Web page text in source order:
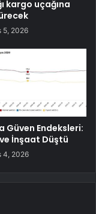
kargo uçağına
5, 2026
Güven Endeksleri:
İnşaat Düştü
4, 2026